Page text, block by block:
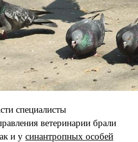
специалисты
ветеринарии брали
и у синантропных особей